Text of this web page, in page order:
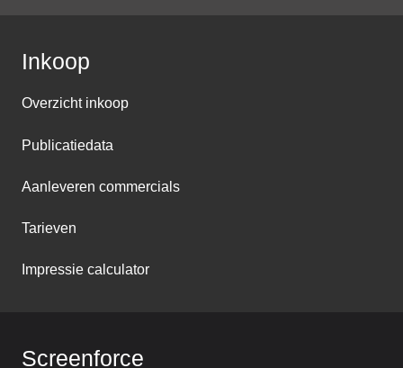
Inkoop
Overzicht inkoop
Publicatiedata
Aanleveren commercials
Tarieven
Impressie calculator
Screenforce